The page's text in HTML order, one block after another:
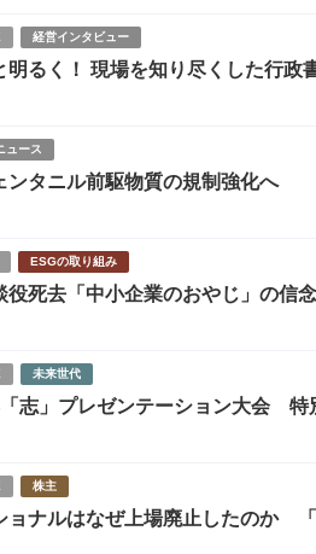
経営インタビュー
明るく！ 現場を知り尽くした行政
ュース
ンタニル前駆物質の規制強化へ
ESGの取り組み
去「中小企業のおやじ」の信念と婿養子
未来世代
志」プレゼンテーション大会
株主
ョナルはなぜ上場廃止したのか